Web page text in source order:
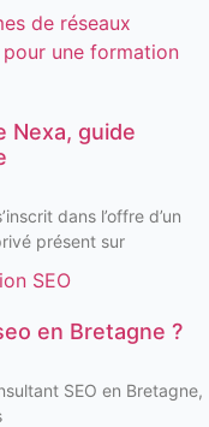
Nexa, guide
dans l’offre d’un
présent sur
en Bretagne ?
SEO en Bretagne,